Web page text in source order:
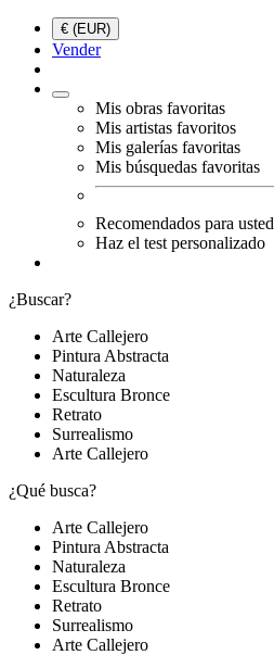
€ (EUR)
Vender
Mis obras favoritas
Mis artistas favoritos
Mis galerías favoritas
Mis búsquedas favoritas
Recomendados para usted
Haz el test personalizado
¿Buscar?
Arte Callejero
Pintura Abstracta
Naturaleza
Escultura Bronce
Retrato
Surrealismo
Arte Callejero
¿Qué busca?
Arte Callejero
Pintura Abstracta
Naturaleza
Escultura Bronce
Retrato
Surrealismo
Arte Callejero